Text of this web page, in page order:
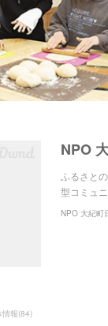
NPO
ふるさと
型コミュ
NPO 大紀町
報(84)